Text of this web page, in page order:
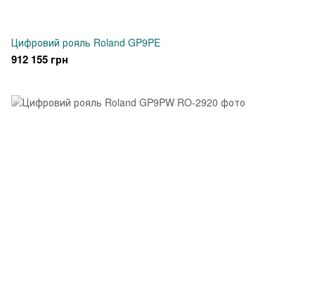
Цифровий рояль Roland GP9PE
912 155 грн